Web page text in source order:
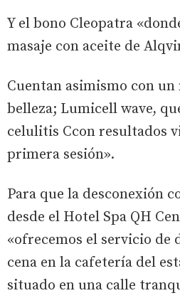
Y el bono Cleopatra
masaje con aceite de
Cuentan asimismo con un
belleza; Lumicell wave,
celulitis Ccon resultados
primera sesión».
Para que la desconexión
desde el Hotel Spa QH
«ofrecemos el servicio de
cena en la cafetería del
situado en una calle